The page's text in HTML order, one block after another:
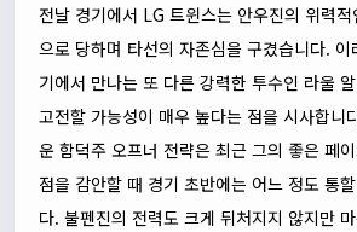
전날 경기에서 LG 트윈스는 안우진의 위력
으로 당하며 타선의 자존심을 구겼습니다.
기에서 만나는 또 다른 강력한 투수인 라울
고전할 가능성이 매우 높다는 점을 시사합니
운 함덕주 오프너 전략은 최근 그의 좋은 페
점을 감안할 때 경기 초반에는 어느 정도 통
다. 불펜진의 전력도 크게 뒤처지지 않지만